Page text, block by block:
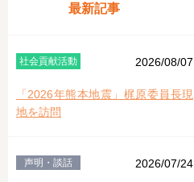
最新記事
社会貢献活動 2026/08/07
「2026年熊本地震」梶原委員長現
地を訪問
声明・談話 2026/07/24